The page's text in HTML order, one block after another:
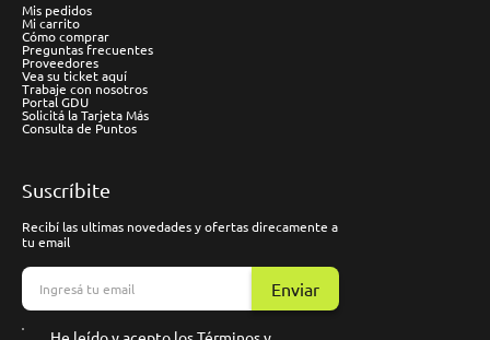
Mis pedidos
Mi carrito
Cómo comprar
Preguntas frecuentes
Proveedores
Vea su ticket aquí
Trabaje con nosotros
Portal GDU
Solicitá la Tarjeta Más
Consulta de Puntos
Suscríbite
Recibí las ultimas novedades y ofertas direcamente a
tu email
Enviar